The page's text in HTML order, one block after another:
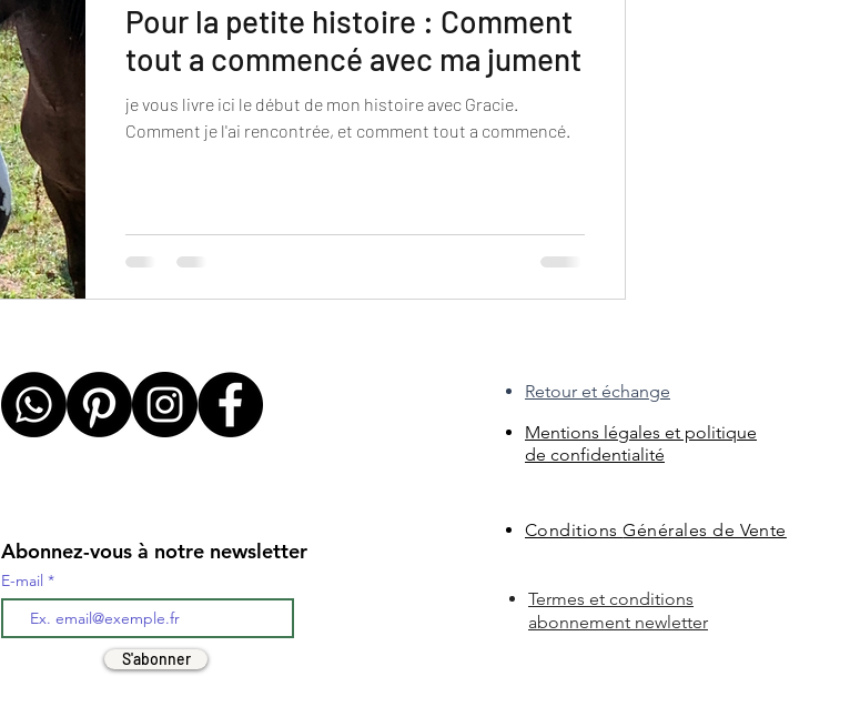
Pour la petite histoire : Comment
tout a commencé avec ma jument
je vous livre ici le début de mon histoire avec Gracie.
Comment je l'ai rencontrée, et comment tout a commencé.
Abonnez-vous à notre newsletter
E-mail
S'abonner
Retour et échange
Mentions légales et politique
de confidentialité
ConditionsGénérales de Vente
Termes et conditions
abonnement newletter